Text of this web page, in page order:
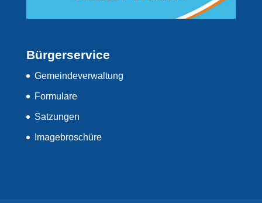
Bürgerservice
Gemeindeverwaltung
Formulare
Satzungen
Imagebroschüre